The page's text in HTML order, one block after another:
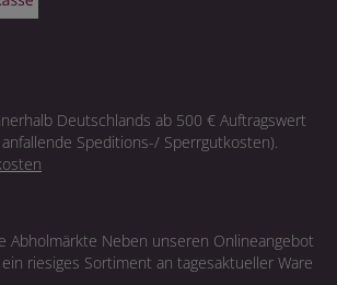
Deutschlands ab 500 € Auftragswert
Speditions-/ Sperrgutkosten).
Abholmärkte Neben unseren Onlineangebot
riesiges Sortiment an tagesaktueller Ware